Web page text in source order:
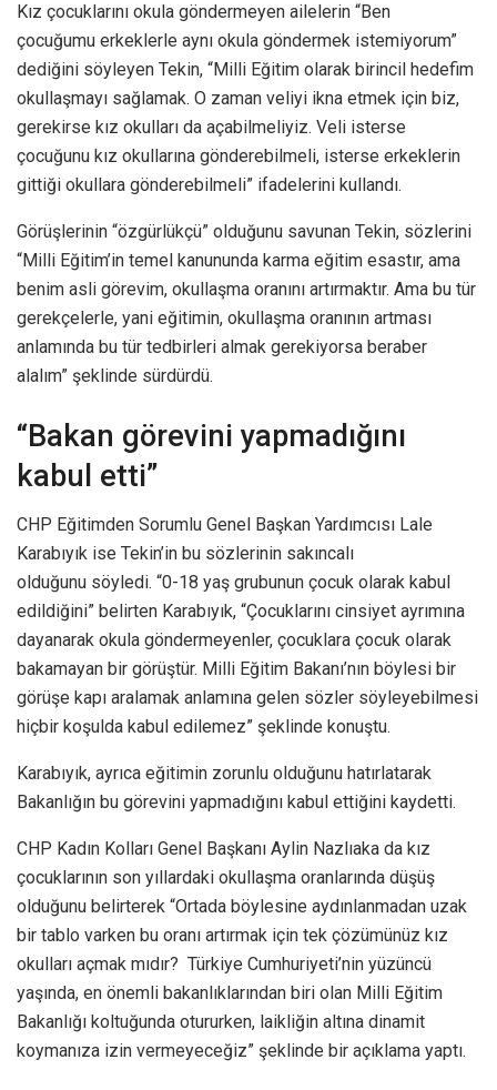
Kız çocuklarını okula göndermeyen ailelerin “Ben
çocuğumu erkeklerle aynı okula göndermek istemiyorum”
dediğini söyleyen Tekin, “Milli Eğitim olarak birincil hedefim
okullaşmayı sağlamak. O zaman veliyi ikna etmek için biz,
gerekirse kız okulları da açabilmeliyiz. Veli isterse
çocuğunu kız okullarına gönderebilmeli, isterse erkeklerin
gittiği okullara gönderebilmeli” ifadelerini kullandı.
Görüşlerinin “özgürlükçü” olduğunu savunan Tekin, sözlerini
“Milli Eğitim’in temel kanununda karma eğitim esastır, ama
benim asli görevim, okullaşma oranını artırmaktır. Ama bu tür
gerekçelerle, yani eğitimin, okullaşma oranının artması
anlamında bu tür tedbirleri almak gerekiyorsa beraber
alalım” şeklinde sürdürdü.
“Bakan görevini yapmadığını
kabul etti”
CHP Eğitimden Sorumlu Genel Başkan Yardımcısı Lale
Karabıyık ise Tekin’in bu sözlerinin sakıncalı
olduğunu söyledi. “0-18 yaş grubunun çocuk olarak kabul
edildiğini” belirten Karabıyık, “Çocuklarını cinsiyet ayrımına
dayanarak okula göndermeyenler, çocuklara çocuk olarak
bakamayan bir görüştür. Milli Eğitim Bakanı’nın böylesi bir
görüşe kapı aralamak anlamına gelen sözler söyleyebilmesi
hiçbir koşulda kabul edilemez” şeklinde konuştu.
Karabıyık, ayrıca eğitimin zorunlu olduğunu hatırlatarak
Bakanlığın bu görevini yapmadığını kabul ettiğini kaydetti.
CHP Kadın Kolları Genel Başkanı Aylin Nazlıaka da kız
çocuklarının son yıllardaki okullaşma oranlarında düşüş
olduğunu belirterek “Ortada böylesine aydınlanmadan uzak
bir tablo varken bu oranı artırmak için tek çözümünüz kız
okulları açmak mıdır? Türkiye Cumhuriyeti’nin yüzüncü
yaşında, en önemli bakanlıklarından biri olan Milli Eğitim
Bakanlığı koltuğunda otururken, laikliğin altına dinamit
koymanıza izin vermeyeceğiz” şeklinde bir açıklama yaptı.